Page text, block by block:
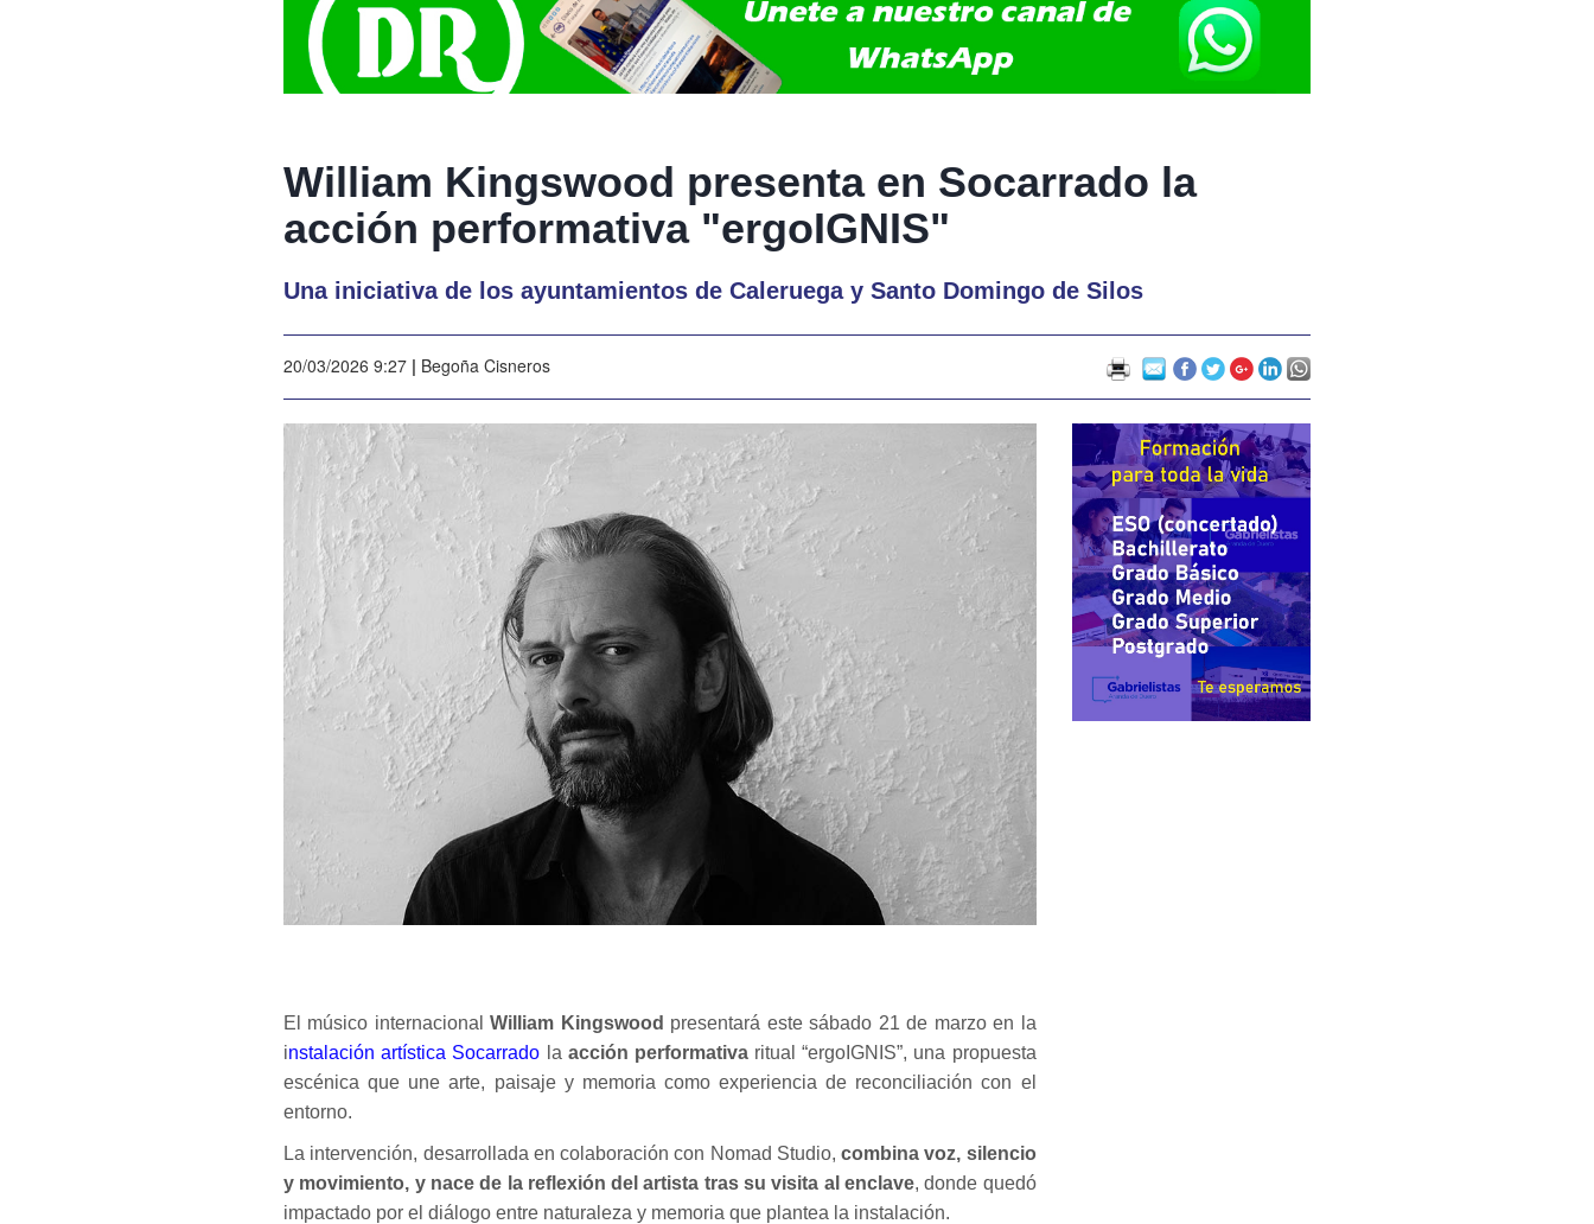
William Kingswood presenta en Socarrado la
acción performativa "ergoIGNIS"
Una iniciativa de los ayuntamientos de Caleruega y Santo Domingo de Silos
20/03/2026 9:27 | Begoña Cisneros
El músico internacionalWilliam Kingswood presentará este sábado 21 de marzo en la
instalación artística Socarrado la acción performativaritual “ergoIGNIS”, una propuesta
escénica que une arte, paisaje y memoria como experiencia de reconciliación con el
entorno.
La intervención, desarrollada en colaboración con Nomad Studio, combina voz, silencio
y movimiento, y nace de la reflexión del artista tras su visita al enclave, donde quedó
impactado por el diálogo entre naturaleza y memoria que plantea la instalación.